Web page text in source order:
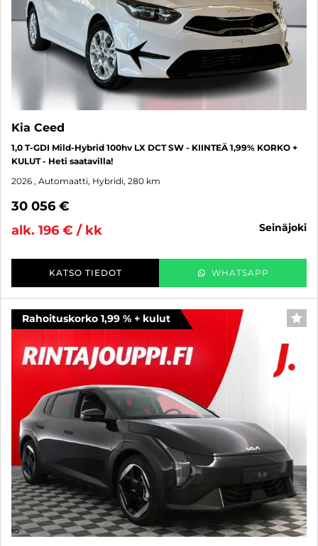
Kia Ceed
1,0 T-GDI Mild-Hybrid 100hv LX DCT SW - KIINTEÄ 1,99% KORKO +
KULUT - Heti saatavilla!
2026 , Automaatti, Hybridi, 280 km
30 056 €
alk. 196 € / kk
seinäjoki
KATSO TIEDOT WHATSAPP
Rahoituskorko 1,99 % + kulut